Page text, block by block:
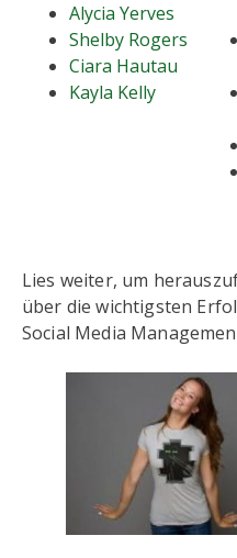
Alycia Yerves
Shelby Rogers
Ciara Hautau
Kayla Kelly
Lies weiter, um
über die wichtigsten
Social Media